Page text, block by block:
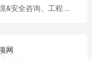
主营业务: 环境&安全咨询、工程建设运维、信息化平台建设、危废收集/转运/处置、智能设备、环境管理标准化建设
网